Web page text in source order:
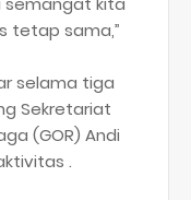
tetap sama,”
selama tiga
Sekretariat
(GOR) Andi
.